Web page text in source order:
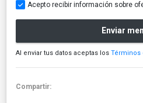
Acepto recibir información sobre
Enviar
Al enviar tus datos aceptas los Términos
Compartir: